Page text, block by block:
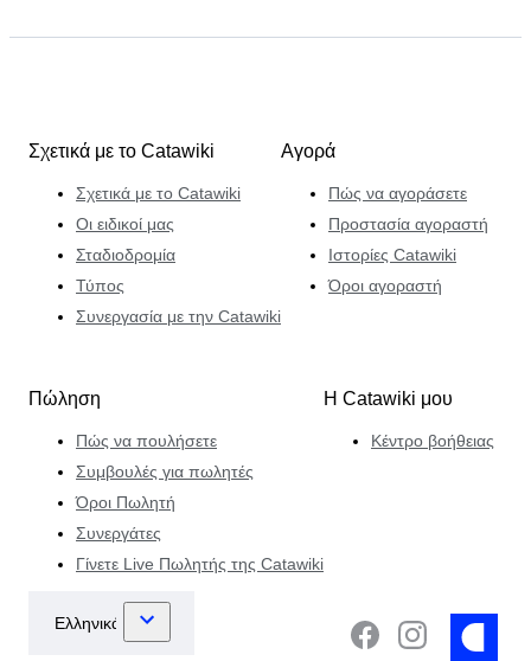
Σχετικά με το Catawiki
Σχετικά με το Catawiki
Οι ειδικοί μας
Σταδιοδρομία
Τύπος
Συνεργασία με την Catawiki
Αγορά
Πώς να αγοράσετε
Προστασία αγοραστή
Ιστορίες Catawiki
Όροι αγοραστή
Πώληση
Πώς να πουλήσετε
Συμβουλές για πωλητές
Όροι Πωλητή
Συνεργάτες
Γίνετε Live Πωλητής της Catawiki
Η Catawiki μου
Κέντρο βοήθειας